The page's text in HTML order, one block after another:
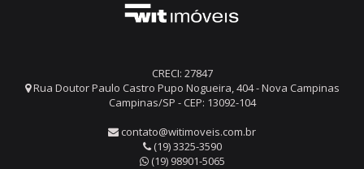
CRECI: 27847
Rua Doutor Paulo Castro Pupo Nogueira, 404 - Nova Campinas
Campinas/SP - CEP: 13092-104
contato@witimoveis.com.br
(19) 3325-3590
(19) 98901-5065